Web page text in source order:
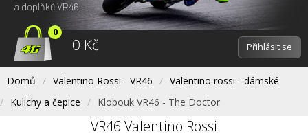
a doplňků VR46
Přihlásit se
0
0 Kč
Domů Valentino Rossi - VR46
Valentino rossi - dámské
Kulichy a čepice
Klobouk VR46 - The Doctor
VR46 Valentino Rossi